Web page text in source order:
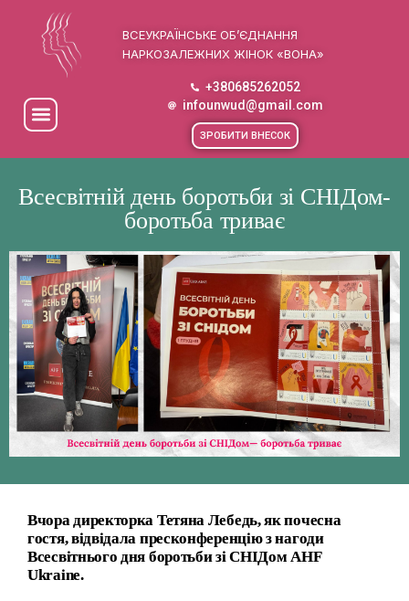
ВСЕУКРАЇНСЬКЕ ОБ’ЄДНАННЯ
НАРКОЗАЛЕЖНИХ ЖІНОК «ВОНА»
+380685262052
infounwud@gmail.com
ЗРОБИТИ ВНЕСОК
Всесвітній день боротьби зі СНІДом-
боротьба триває
Вчора директорка Тетяна Лебедь, як почесна
гостя, відвідала пресконференцію з нагоди
Всесвітнього дня боротьби зі СНІДом AHF
Ukraine.